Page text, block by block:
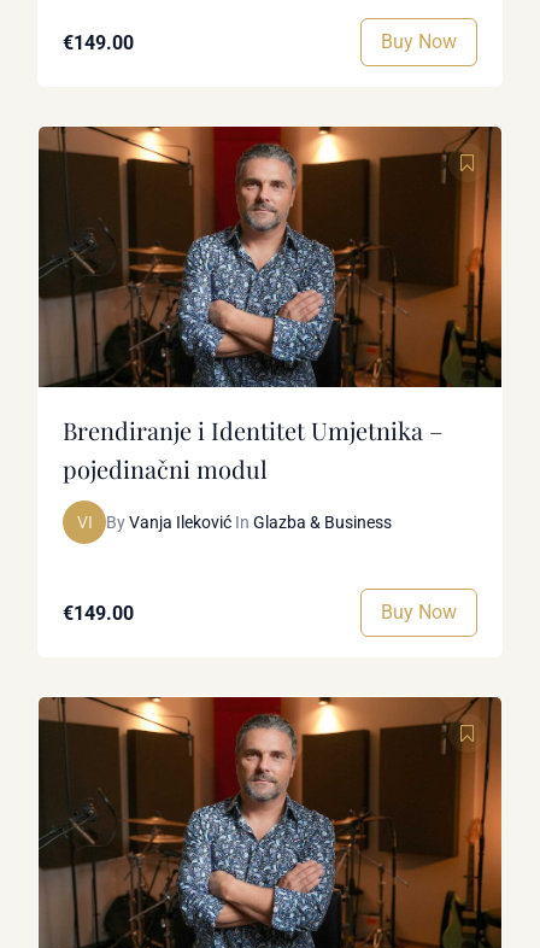
€149.00 Buy Now
Brendiranje i Identitet Umjetnika –
pojedinačni modul
VI ByVanja Ileković InGlazba & Business
€149.00 Buy Now